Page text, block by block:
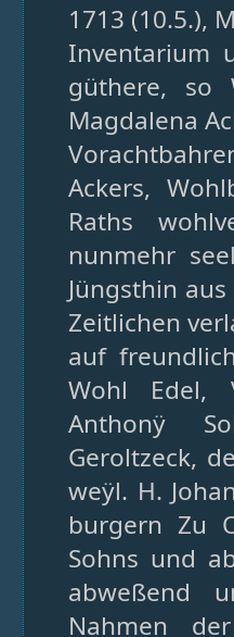
1713 (10.5.),
Inventarium
güthere, so
Magdalena
Ackers,
Raths
nunmehr
Jüngsthin
Zeitlichen
auf
Wohl Edel,
Anthonÿ
Geroltzeck,
weÿl. H.
burgern Zu
Sohns und
abweßend
Nahmen